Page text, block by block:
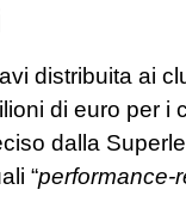
distribuita ai
di euro per i
dalla
“performance-